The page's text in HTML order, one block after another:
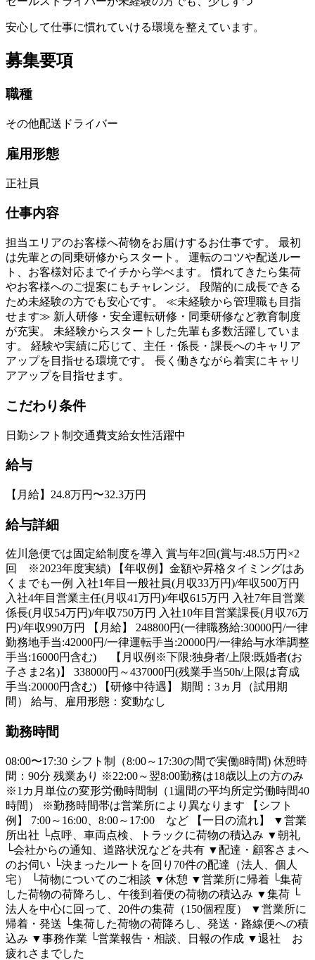
安心して仕事に慣れていける環境を整えています。
募集要項
職種
その他配送ドライバー
雇用形態
正社員
仕事内容
担当エリアのお客様へ荷物をお届けするお仕事です。 最初
は先輩との同乗研修からスタート。 運転のコツや配送ルー
ト、お客様対応までイチから学べます。 慣れてきたら集荷
やお客様へのご提案にもチャレンジ。 段階的に成長できる
ため未経験の方でも安心です。 ≪未経験から管理職も目指
せます≫ 新人研修・安全運転研修・同乗研修など教育制度
が充実。 未経験からスタートした先輩も多数活躍していま
す。 経験や実績に応じて、主任・係長・課長へのキャリア
アップを目指せる環境です。 長く働きながら着実にキャリ
アアップを目指せます。
こだわり条件
日勤シフト制 交通費支給女性活躍中
給与
【月給】24.8万円〜32.3万円
給与詳細
佐川急便では固定給制度を導入 賞与年2回(賞与:48.5万円×2
回 ※2023年度実績) 【年収例】金額や昇格タイミングはあ
くまでも一例 入社1年目一般社員(月収33万円)/年収500万円
入社4年目営業主任(月収41万円)/年収615万円 入社7年目営業
係長(月収54万円)/年収750万円 入社10年目営業課長(月収76万
円)/年収990万円 【月給】 248800円(一律職務給:30000円/一律
勤務地手当:42000円/一律運転手当:20000円/一律給与水準調整
手当:16000円含む) 【月収例※下限:独身者/上限:既婚者(お
子さま2名)】 338000円～437000円(残業手当50h/上限は育成
手当:20000円含む) 【研修中待遇】 期間：3ヵ月（試用期
間） 給与、雇用形態：変動なし
勤務時間
08:00〜17:30 シフト制（8:00～17:30の間で実働8時間) 休憩時
間：90分 残業あり ※22:00～翌8:00勤務は18歳以上の方のみ
※1カ月単位の変形労働時間制（1週間の平均所定労働時間40
時間） ※勤務時間帯は営業所により異なります 【シフト
例】 7:00～16:00、8:00～17:00 など 【一日の流れ】 ▼営業
所出社 └点呼、車両点検、トラックに荷物の積込み ▼朝礼
└会社からの通知、道路状況などを共有 ▼配達・顧客さまへ
のお伺い └決まったルートを回り70件の配達（法人、個人
宅） └荷物についてのご相談 ▼休憩 ▼営業所に帰着 └集荷
した荷物の荷降ろし、午後到着便の荷物の積込み ▼集荷 └
法人を中心に回って、20件の集荷（150個程度） ▼営業所に
帰着・発送 └集荷した荷物の荷降ろし、発送・路線便への積
込み ▼事務作業 └営業報告・相談、日報の作成 ▼退社 お
疲れさまでした